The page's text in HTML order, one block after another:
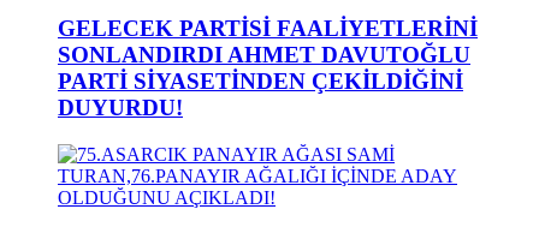
GELECEK PARTİSİ FAALİYETLERİNİ
SONLANDIRDI AHMET DAVUTOĞLU
PARTİ SİYASETİNDEN ÇEKİLDİĞİNİ
DUYURDU!